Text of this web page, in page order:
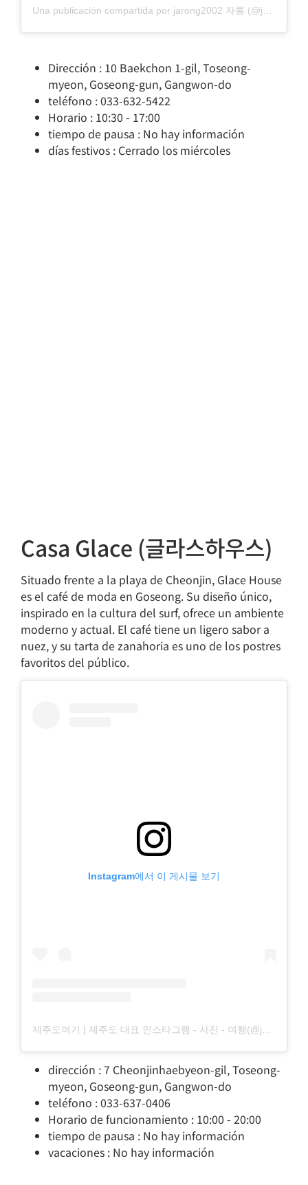
Dirección : 10 Baekchon 1-gil, Toseong-
myeon, Goseong-gun, Gangwon-do
teléfono : 033-632-5422
Horario : 10:30 - 17:00
tiempo de pausa : No hay información
días festivos : Cerrado los miércoles
Casa Glace (글라스하우스)
Situado frente a la playa de Cheonjin, Glace House
es el café de moda en Goseong. Su diseño único,
inspirado en la cultura del surf, ofrece un ambiente
moderno y actual. El café tiene un ligero sabor a
nuez, y su tarta de zanahoria es uno de los postres
favoritos del público.
Instagram에서 이 게시물 보기
dirección : 7 Cheonjinhaebyeon-gil, Toseong-
myeon, Goseong-gun, Gangwon-do
teléfono : 033-637-0406
Horario de funcionamiento : 10:00 - 20:00
tiempo de pausa : No hay información
vacaciones : No hay información